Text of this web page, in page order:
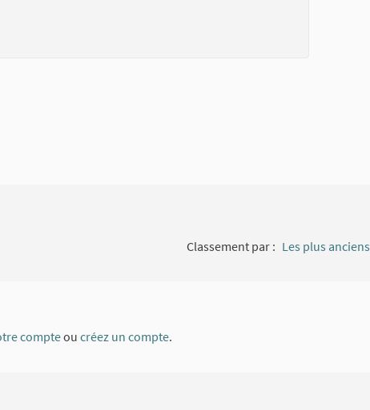
Classement par : Les plus anciens
compteou créez un compte.